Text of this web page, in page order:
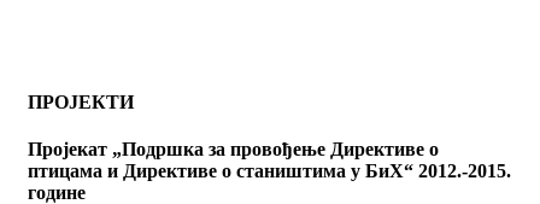
ПРОЈЕКТИ
Пројекат „Подршка за провођење Директиве о
птицама и Директиве о стаништима у БиХ“ 2012.-2015.
године